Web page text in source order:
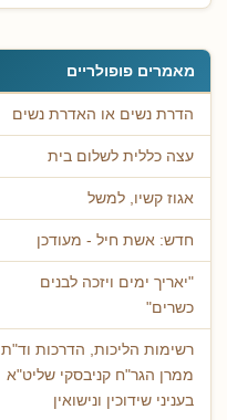
מאמרים פופולריים
הדרת נשים או האדרת נשים
עצה כללית לשלום בית
אגוז קשיו, למשל
חדש: אשת חיל - מעודכן
"יאריך ימים ויזכה לבנים
כשרים"
רשימות הליכות, הדרכות וד"ת
ממרן הגר"ח קניבסקי שליט"א
בעניני שידוכין ונישואין